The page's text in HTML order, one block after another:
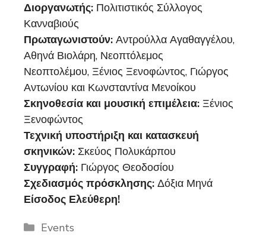
Διοργανωτής: Πολιτιστικός Σύλλογος
Κανναβιούς
Πρωταγωνιστούν: Αντρούλλα Αγαθαγγέλου,
Αθηνά Βιολάρη, Νεοπτόλεμος
Νεοπτολέμου, Ξένιος Ξενοφώντος, Γιώργος
Αντωνίου και Κωνσταντίνα Μενοίκου
Σκηνοθεσία και μουσική επιμέλεια: Ξένιος
Ξενοφώντος
Τεχνική υποστήριξη και κατασκευή
σκηνικών: Σκεύος Πολυκάρπου
Συγγραφή: Γιώργος Θεοδοσίου
Σχεδιασμός πρόσκλησης: Δόξια Μηνά
Είσοδος Ελεύθερη!
Categories
Events